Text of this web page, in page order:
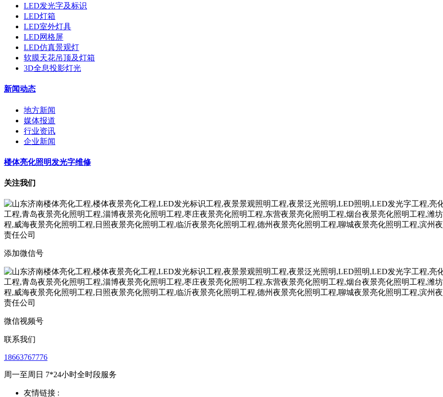
LED发光字及标识
LED灯箱
LED室外灯具
LED网格屏
LED仿真景观灯
软膜天花吊顶及灯箱
3D全息投影灯光
新闻动态
地方新闻
媒体报道
行业资讯
企业新闻
楼体亮化照明发光字维修
关注我们
添加微信号
微信视频号
联系我们
18663767776
周一至周日 7*24小时全时段服务
友情链接 :